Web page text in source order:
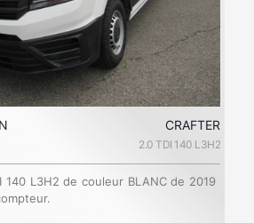
CRAFTER
2.0 TDI 140 L3H2
140 L3H2 de couleur BLANC de 2019